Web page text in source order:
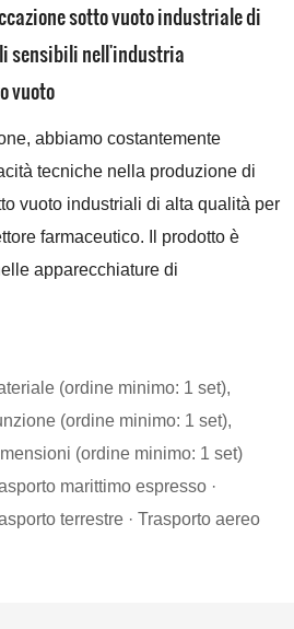
sotto vuoto industriale di
sensibili nell'industria
vuoto
abbiamo costantemente
tecniche nella produzione di
vuoto industriali di alta qualità per
farmaceutico. Il prodotto è
apparecchiature di
(ordine minimo: 1 set),
(ordine minimo: 1 set),
(ordine minimo: 1 set)
marittimo espresso ·
terrestre · Trasporto aereo